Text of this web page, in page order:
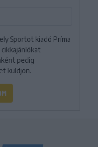
Sportot kiadó Príma
pedig
küldjön.